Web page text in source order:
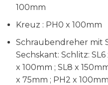
100mm
Kreuz : PH0 x 100mm
Schraubendreher mit
Sechskant: Schlitz:
x 100mm ; SL8 x
x 75mm ; PH2 x